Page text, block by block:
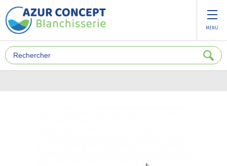
MENU
Panneau de gestion des cookies